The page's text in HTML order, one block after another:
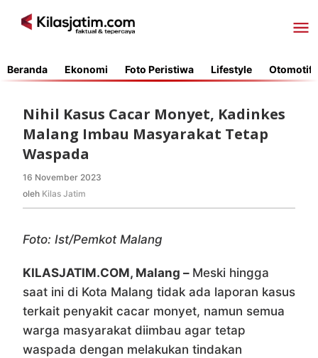
Beranda Ekonomi Foto Peristiwa Lifestyle Otomotif
Nihil Kasus Cacar Monyet, Kadinkes
Malang Imbau Masyarakat Tetap
Waspada
16 November 2023
oleh Kilas Jatim
Foto: Ist/Pemkot Malang
KILASJATIM.COM, Malang – Meski hingga
saat ini di Kota Malang tidak ada laporan kasus
terkait penyakit cacar monyet, namun semua
warga masyarakat diimbau agar tetap
waspada dengan melakukan tindakan